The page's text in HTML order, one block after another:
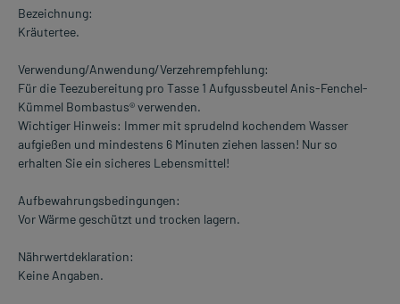
Bezeichnung:
Kräutertee.
Verwendung/Anwendung/Verzehrempfehlung:
Für die Teezubereitung pro Tasse 1 Aufgussbeutel Anis-Fenchel-
Kümmel Bombastus® verwenden.
Wichtiger Hinweis: Immer mit sprudelnd kochendem Wasser
aufgießen und mindestens 6 Minuten ziehen lassen! Nur so
erhalten Sie ein sicheres Lebensmittel!
Aufbewahrungsbedingungen:
Vor Wärme geschützt und trocken lagern.
Nährwertdeklaration:
Keine Angaben.